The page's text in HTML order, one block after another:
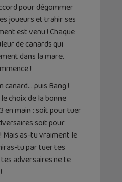
pour dégommer
joueurs et trahir ses
est venu ! Chaque
de canards qui
dans la mare.
!
canard… puis Bang !
choix de la bonne
en main : soit pour tuer
soit pour
Mais as-tu vraiment le
tu par tuer tes
adversaires ne te